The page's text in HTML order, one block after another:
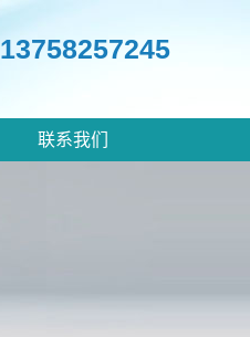
13758257245
联系我们